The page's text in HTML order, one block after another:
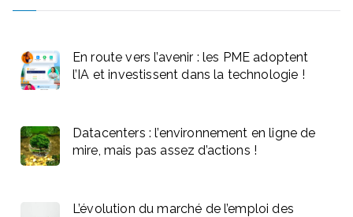
En route vers l’avenir : les PME adoptent
l’IA et investissent dans la technologie !
Datacenters : l’environnement en ligne de
mire, mais pas assez d’actions !
L’évolution du marché de l’emploi des